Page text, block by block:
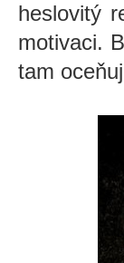
heslovitý
motivaci.
tam